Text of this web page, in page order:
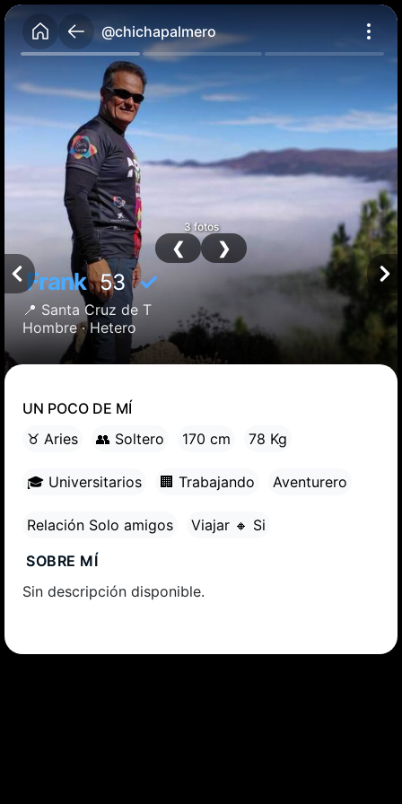
@chichapalmero
Frank53✓
📍 Santa Cruz de T
Hombre ·Hetero
3 fotos
❮ ❯
UN POCO DE MÍ
♉ Aries
👥 Soltero 170 cm 78 Kg
🎓 Universitarios 🏢 Trabajando Aventurero
Relación Solo amigos
Viajar 🔸 Si
SOBRE MÍ
Sin descripción disponible.